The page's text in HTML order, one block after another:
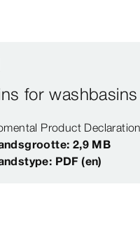
for
Product Declaration
2,9 MB
PDF (en)